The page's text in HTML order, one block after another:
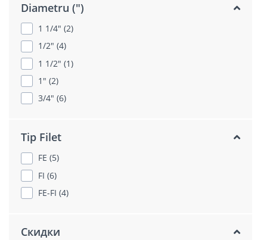
Diametru (")
1 1/4" (2)
1/2" (4)
1 1/2" (1)
1" (2)
3/4" (6)
Tip Filet
FE (5)
FI (6)
FE-FI (4)
Скидки